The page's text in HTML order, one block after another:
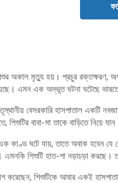
অকাল মৃত্যু হয়। প্রচুর রক্তক্ষরণ,
এমন এক অদ্ভূত ঘটনা ঘটেছে
বেসরকারি হাসপাতাল
শিশুটির বাবা-মা তাকে বাড়িতে নিয়ে
কাণ্ড ঘটে যায়, তাতে অবাক হবেন যে
শিশুটি হাত-পা নড়াচড়া করছে।
করেছেন, শিশুটিকে আবার একই